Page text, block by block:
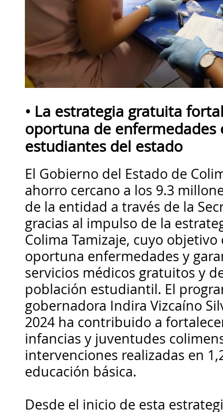
• La estrategia gratuita
oportuna de enfermedades
estudiantes del estado
El Gobierno del Estado de
ahorro cercano a los 9.3
de la entidad a través de la
gracias al impulso de la
Colima Tamizaje, cuyo
oportuna enfermedades y
servicios médicos gratuitos y
población estudiantil. El
gobernadora Indira Vizcaíno
2024 ha contribuido a
infancias y juventudes
intervenciones realizadas en
educación básica.
Desde el inicio de esta